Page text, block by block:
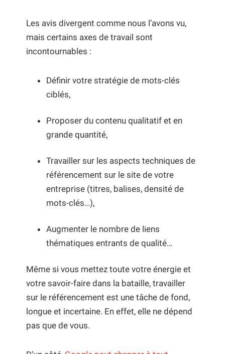
Les avis divergent comme nous l’avons vu,
mais certains axes de travail sont
incontournables :
Définir votre stratégie de mots-clés
ciblés,
Proposer du contenu qualitatif et en
grande quantité,
Travailler sur les aspects techniques de
référencement sur le site de votre
entreprise (titres, balises, densité de
mots-clés…),
Augmenter le nombre de liens
thématiques entrants de qualité…
Même si vous mettez toute votre énergie et
votre savoir-faire dans la bataille, travailler
sur le référencement est une tâche de fond,
longue et incertaine. En effet, elle ne dépend
pas que de vous.